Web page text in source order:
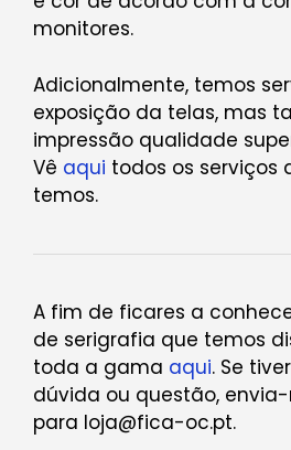
monitores.
Adicionalmente, temos
exposição da telas, mas
impressão qualidade
Vê aqui todos os serviços
temos.
A fim de ficares a
de serigrafia que temos
toda a gama aqui. Se
dúvida ou questão,
para loja@fica-oc.pt.